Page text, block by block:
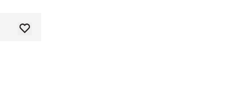
dodaj do listy życzeń